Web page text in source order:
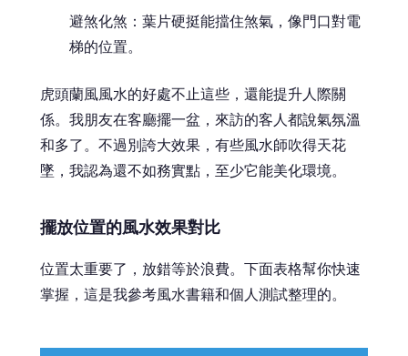
避煞化煞：葉片硬挺能擋住煞氣，像門口對電
梯的位置。
虎頭蘭風風水的好處不止這些，還能提升人際關
係。我朋友在客廳擺一盆，來訪的客人都說氣氛溫
和多了。不過別誇大效果，有些風水師吹得天花
墜，我認為還不如務實點，至少它能美化環境。
擺放位置的風水效果對比
位置太重要了，放錯等於浪費。下面表格幫你快速
掌握，這是我參考風水書籍和個人測試整理的。